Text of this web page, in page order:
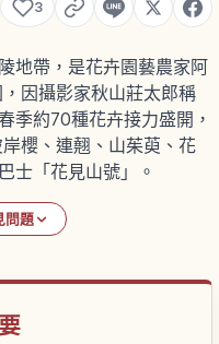
3
地帶，是花卉園藝農家阿
因攝影家秋山莊太郎稱
季約70種花卉接力盛開，
櫻、連翹、山茱萸、花
士「花見山號」。
問題